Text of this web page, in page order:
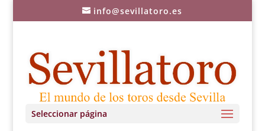
info@sevillatoro.es
Seleccionar página